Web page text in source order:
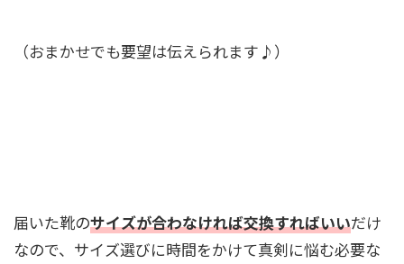
（おまかせでも要望は伝えられます♪）
届いた靴のサイズが合わなければ交換すればいいだけ
なので、サイズ選びに時間をかけて真剣に悩む必要な